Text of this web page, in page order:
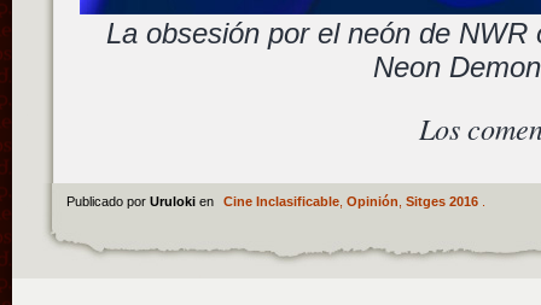
La obsesión por el neón de NWR
Neon Demon
Los
Publicado por Uruloki en Cine Inclasificable, Opinión Sitges 2016.